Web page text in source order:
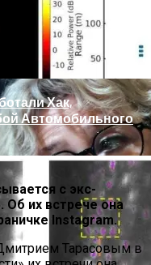
Умер В 2023 Году:
Чурикова,
От Чего Скончались
Хак,
Автомобильного
с экс-
их встрече она
Instagram.
Тарасовым в